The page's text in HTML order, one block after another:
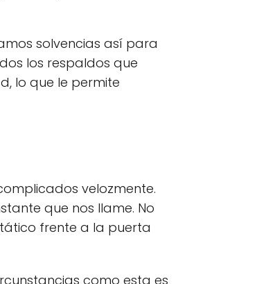
solvencias así para
los respaldos que
lo que le permite
velozmente.
que nos llame. No
frente a la puerta
como esta es